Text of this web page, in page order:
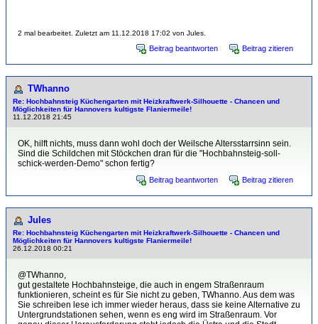
2 mal bearbeitet. Zuletzt am 11.12.2018 17:02 von Jules.
Beitrag beantworten Beitrag zitieren
TWhanno
Re: Hochbahnsteig Küchengarten mit Heizkraftwerk-Sil­hou­et­te - Chancen und
Möglichkeiten für Hannovers kultigste Flaniermeile!
11.12.2018 21:45
OK, hilft nichts, muss dann wohl doch der Weilsche Altersstarrsinn sein.
Sind die Schildchen mit Stöckchen dran für die "Hochbahnsteig-soll-
schick-werden-Demo" schon fertig?
Beitrag beantworten Beitrag zitieren
Jules
Re: Hochbahnsteig Küchengarten mit Heizkraftwerk-Sil­hou­et­te - Chancen und
Möglichkeiten für Hannovers kultigste Flaniermeile!
26.12.2018 00:21
@TWhanno,
gut gestaltete Hochbahnsteige, die auch in engem Straßenraum
funktionieren, scheint es für Sie nicht zu geben, TWhanno. Aus dem was
Sie schreiben lese ich immer wieder heraus, dass sie keine Alternative zu
Untergrundstationen sehen, wenn es eng wird im Straßenraum. Vor